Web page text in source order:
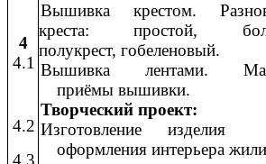
4
4.1
4.2
4.3
Вышивка крестом.
креста: простой,
полукрест, гобеленовый.
Вышивка лентами.
приёмы вышивки.
Творческий проект:
Изготовление
оформления интерьера